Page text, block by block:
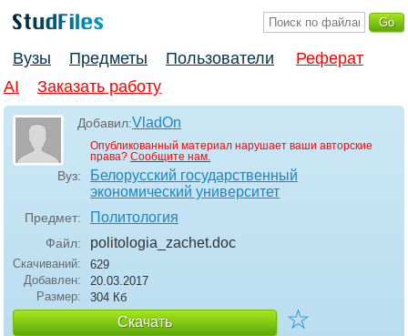
Вузы Предметы Пользователи
Реферат
AI
Заказать работу
Добавил:VladOn
Опубликованный материал нарушает ваши авторские
права? Сообщите нам.
Вуз:
Белорусский государственный
экономический университет
Предмет: Политология
Файл: politologia_zachet.doc
Скачиваний:
629
Добавлен:
20.03.2017
Размер:
304 Кб
Скачать ☆